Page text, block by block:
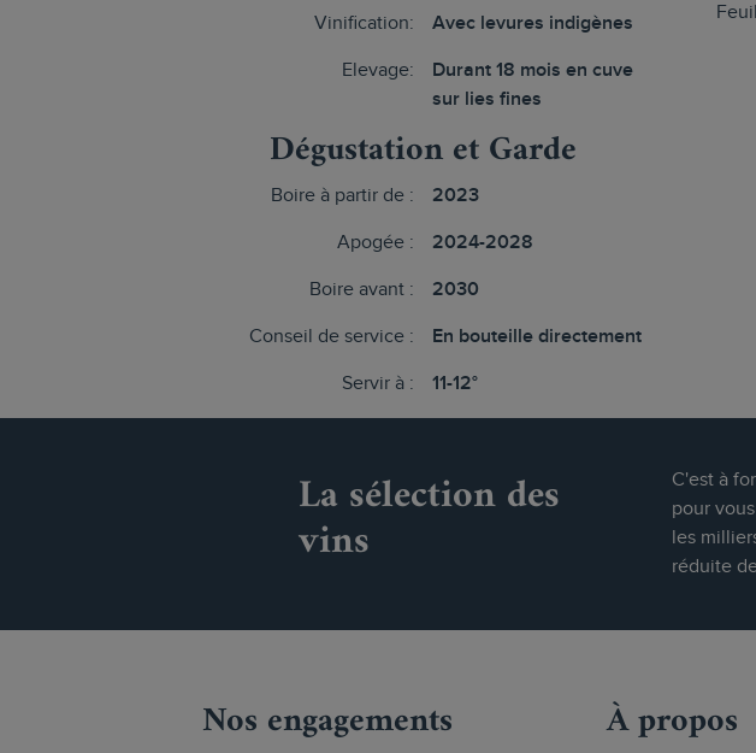
Vinification: Avec levures indigènes
Elevage:
Durant 18 mois en cuve
sur lies fines
Dégustation et Garde
Boire à partir de : 2023
Apogée : 2024-2028
Boire avant : 2030
Conseil de service : En bouteille directement
Servir à : 11-12°
La sélection des
vins
C'est à
pour
les
réduite
Nos engagements À propos